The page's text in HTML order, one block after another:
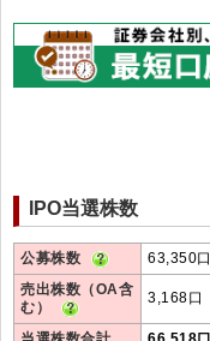
IPO当選株数
公募株数
63,350口
売出株数（OA含
む）
3,168口